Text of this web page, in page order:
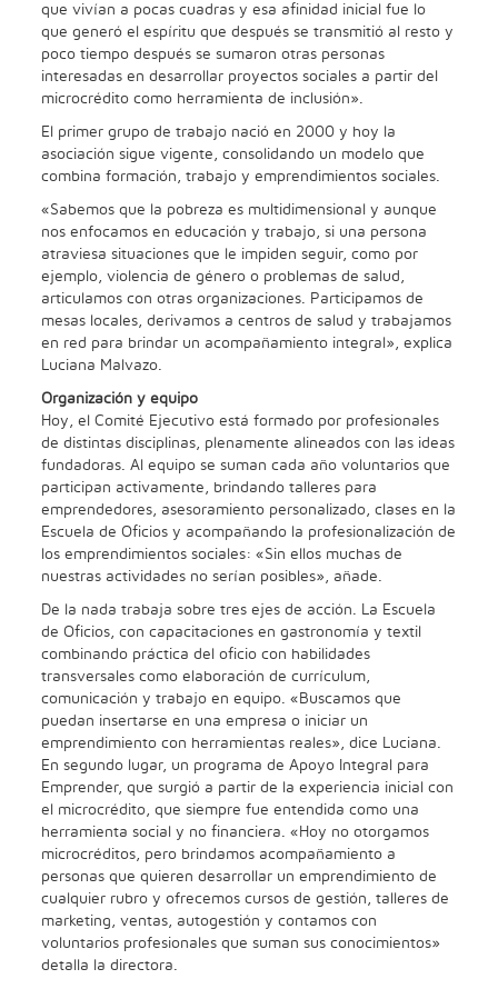
que vivían a pocas cuadras y esa afinidad inicial fue lo
que generó el espíritu que después se transmitió al resto y
poco tiempo después se sumaron otras personas
interesadas en desarrollar proyectos sociales a partir del
microcrédito como herramienta de inclusión».
El primer grupo de trabajo nació en 2000 y hoy la
asociación sigue vigente, consolidando un modelo que
combina formación, trabajo y emprendimientos sociales.
«Sabemos que la pobreza es multidimensional y aunque
nos enfocamos en educación y trabajo, si una persona
atraviesa situaciones que le impiden seguir, como por
ejemplo, violencia de género o problemas de salud,
articulamos con otras organizaciones. Participamos de
mesas locales, derivamos a centros de salud y trabajamos
en red para brindar un acompañamiento integral», explica
Luciana Malvazo.
Organización y equipo
Hoy, el Comité Ejecutivo está formado por profesionales
de distintas disciplinas, plenamente alineados con las ideas
fundadoras. Al equipo se suman cada año voluntarios que
participan activamente, brindando talleres para
emprendedores, asesoramiento personalizado, clases en la
Escuela de Oficios y acompañando la profesionalización de
los emprendimientos sociales: «Sin ellos muchas de
nuestras actividades no serían posibles», añade.
De la nada trabaja sobre tres ejes de acción. La Escuela
de Oficios, con capacitaciones en gastronomía y textil
combinando práctica del oficio con habilidades
transversales como elaboración de currículum,
comunicación y trabajo en equipo. «Buscamos que
puedan insertarse en una empresa o iniciar un
emprendimiento con herramientas reales», dice Luciana.
En segundo lugar, un programa de Apoyo Integral para
Emprender, que surgió a partir de la experiencia inicial con
el microcrédito, que siempre fue entendida como una
herramienta social y no financiera. «Hoy no otorgamos
microcréditos, pero brindamos acompañamiento a
personas que quieren desarrollar un emprendimiento de
cualquier rubro y ofrecemos cursos de gestión, talleres de
marketing, ventas, autogestión y contamos con
voluntarios profesionales que suman sus conocimientos»
detalla la directora.